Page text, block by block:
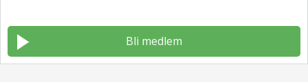
Bli medlem